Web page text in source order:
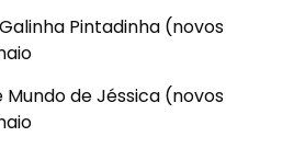
Pintadinha (novos
Mundo de Jéssica (novos